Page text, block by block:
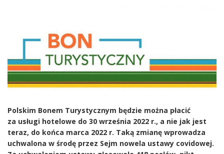
Polskim Bonem Turystycznym będzie można płacić
za usługi hotelowe do 30 września 2022 r., a nie jak jest
teraz, do końca marca 2022 r. Taką zmianę wprowadza
uchwalona w środę przez Sejm nowela ustawy covidowej.